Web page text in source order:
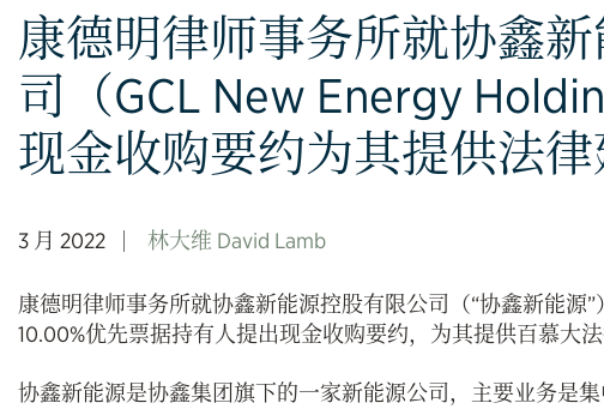
康德明律师事务所就协鑫
司（GCL New Energy
现金收购要约为其提供法律
3 月 2022 林大维 David Lamb
康德明律师事务所就协鑫新能源控股有限公司（“协鑫新能源
10.00%优先票据持有人提出现金收购要约，为其提供百慕大法
协鑫新能源是协鑫集团旗下的一家新能源公司，主要业务是